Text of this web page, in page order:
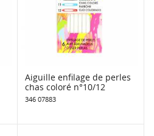
Aiguille enfilage de perles
chas coloré n°10/12
346 07883